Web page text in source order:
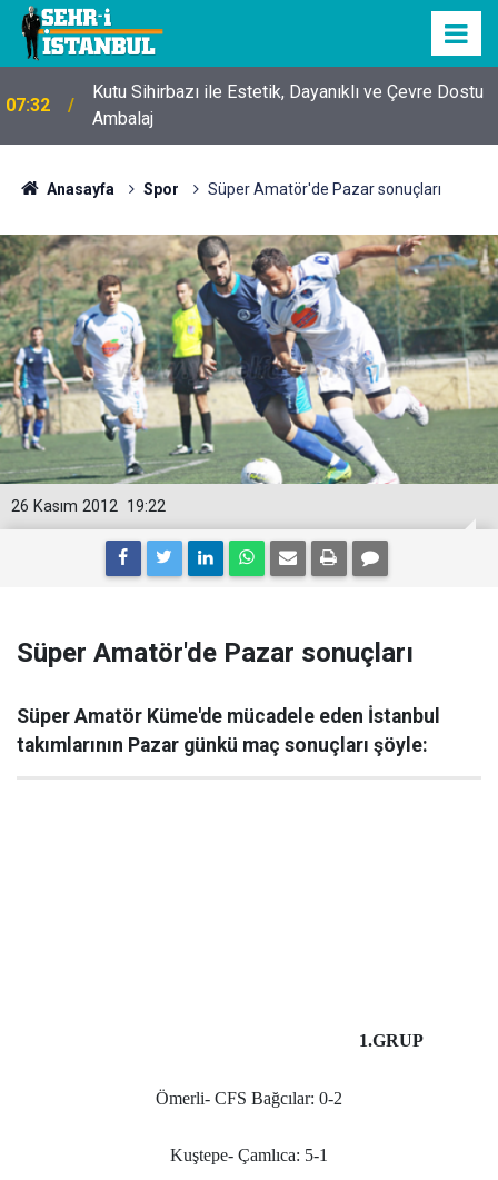
07:32
Kutu Sihirbazı ile Estetik, Dayanıklı ve Çevre Dostu
Ambalaj
Anasayfa Spor Süper Amatör'de Pazar sonuçları
19:22
26 Kasım 2012
Süper Amatör'de Pazar sonuçları
Süper Amatör Küme'de mücadele eden İstanbul
takımlarının Pazar günkü maç sonuçları şöyle:
1.GRUP
Ömerli- CFS Bağcılar: 0-2
Kuştepe- Çamlıca: 5-1